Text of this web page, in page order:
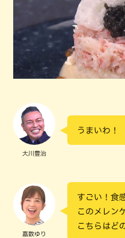
大川豊治
うまいわ！
嘉数ゆり
すごい！食
このメレン
こちらはど